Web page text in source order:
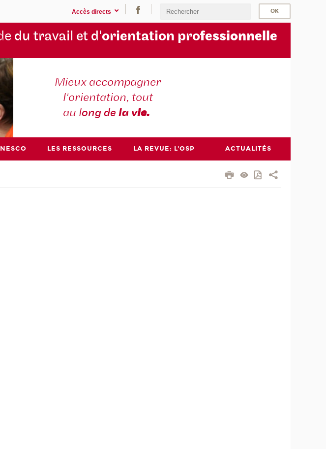
Accès directs
du travail et d'orientation professionnelle
Mieux accompagner
l'orientation, tout
au long dela vie.
LES RESSOURCES LA REVUE: L'OSP ACTUALITÉS